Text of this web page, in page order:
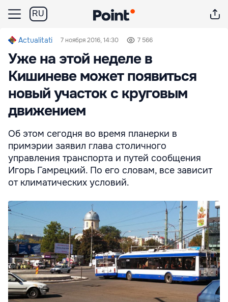
RU
Actualitati 7 ноября 2016, 14:30 7 566
Уже на этой неделе в
Кишиневе может появиться
новый участок с круговым
движением
Об этом сегодня во время планерки в
примэрии заявил глава столичного
управления транспорта и путей сообщения
Игорь Гамрецкий. По его словам, все зависит
от климатических условий.